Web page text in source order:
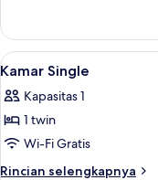
Kamar
Triple
Lihat
semua
foto
untuk
Kamar
Single
1
Kamar Single
Kapasitas 1
1 twin
Wi-Fi Gratis
Rincian selengkapnya
Rincian